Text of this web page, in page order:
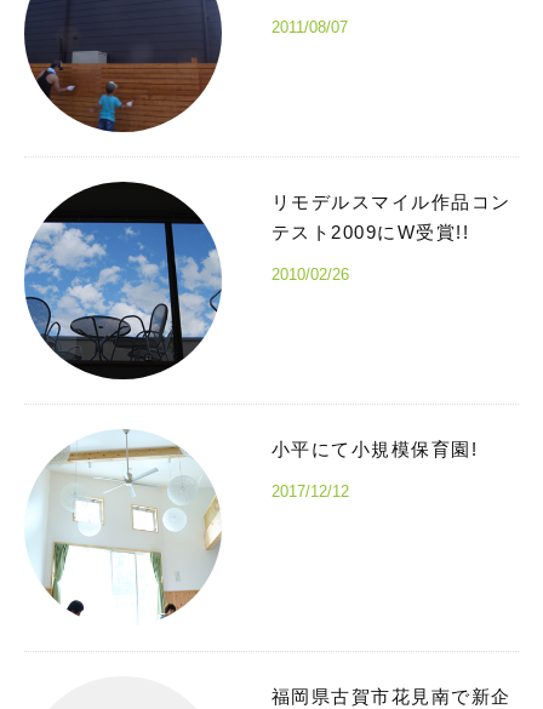
2011/08/07
リモデルスマイル作品コン
テスト2009にW受賞!!
2010/02/26
小平にて小規模保育園!
2017/12/12
福岡県古賀市花見南で新企